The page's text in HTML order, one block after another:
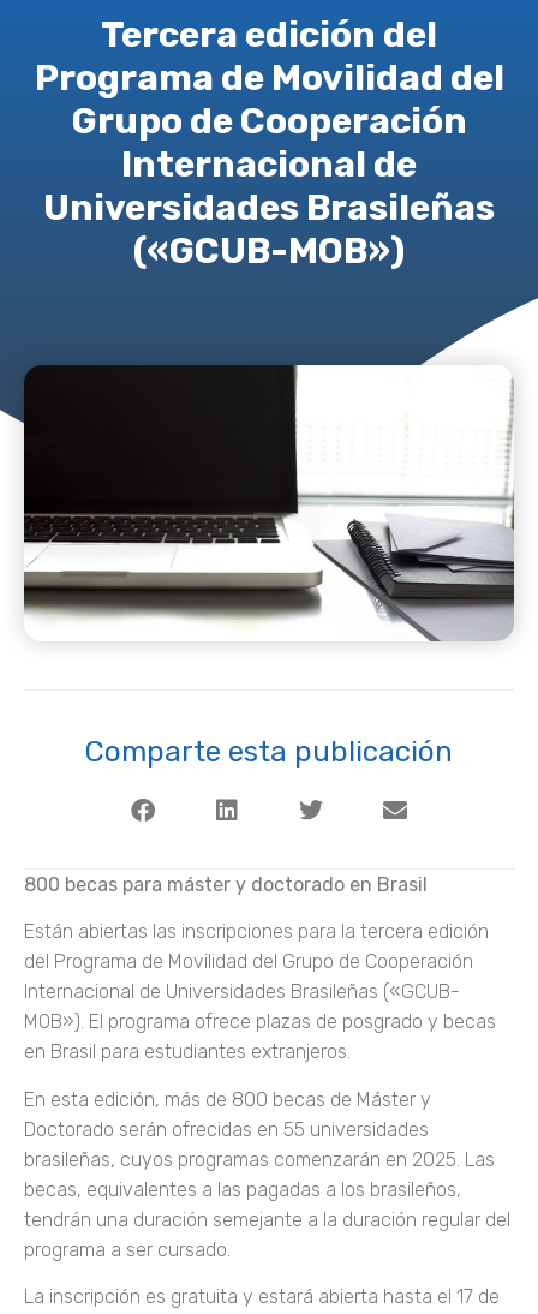
Tercera edición del
Programa de Movilidad del
Grupo de Cooperación
Internacional de
Universidades Brasileñas
(«GCUB-MOB»)
Comparte esta publicación
800 becas para máster y doctorado en Brasil
Están abiertas las inscripciones para la tercera edición
del Programa de Movilidad del Grupo de Cooperación
Internacional de Universidades Brasileñas («GCUB-
MOB»). El programa ofrece plazas de posgrado y becas
en Brasil para estudiantes extranjeros.
En esta edición, más de 800 becas de Máster y
Doctorado serán ofrecidas en 55 universidades
brasileñas, cuyos programas comenzarán en 2025. Las
becas, equivalentes a las pagadas a los brasileños,
tendrán una duración semejante a la duración regular del
programa a ser cursado.
La inscripción es gratuita y estará abierta hasta el 17 de